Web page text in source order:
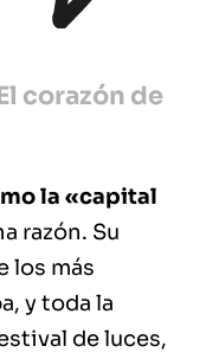
corazón de
la «capital
razón. Su
los más
y toda la
de luces,